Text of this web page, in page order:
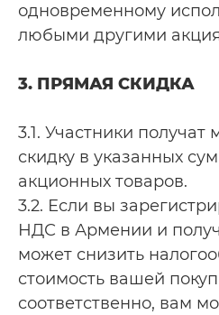
одновременному
любыми другими
3. ПРЯМАЯ СКИДКА
3.1. Участники
скидку в указанных
акционных товаров.
3.2. Если вы
НДС в Армении и
может снизить
стоимость вашей
соответственно, вам